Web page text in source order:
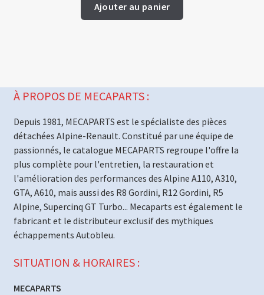
Ajouter au panier
À PROPOS DE MECAPARTS :
Depuis 1981, MECAPARTS est le spécialiste des pièces
détachées Alpine-Renault. Constitué par une équipe de
passionnés, le catalogue MECAPARTS regroupe l'offre la
plus complète pour l'entretien, la restauration et
l'amélioration des performances des Alpine A110, A310,
GTA, A610, mais aussi des R8 Gordini, R12 Gordini, R5
Alpine, Supercinq GT Turbo... Mecaparts est également le
fabricant et le distributeur exclusif des mythiques
échappements Autobleu.
SITUATION & HORAIRES :
MECAPARTS